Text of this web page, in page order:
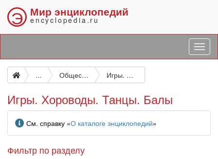
Э Мир энциклопедий
encyclopedia.ru
... Общественная жизнь. Жизнь народа Игры. Хороводы. Танцы. Балы
Игры. Хороводы. Танцы. Балы
Информация
См. справку «О каталоге энциклопедий»
Фильтр по разделу